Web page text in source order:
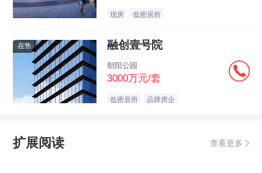
现房 低密居所
在售 融创壹号院
朝阳公园
3000万元/套
低密居所 品牌房企
扩展阅读 查看更多